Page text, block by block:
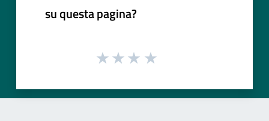
su questa pagina?